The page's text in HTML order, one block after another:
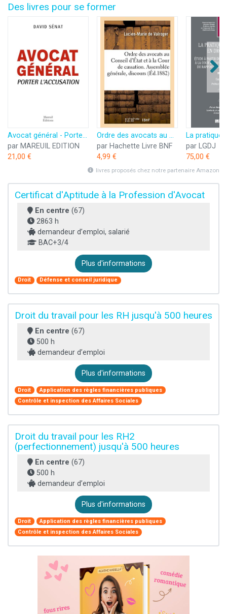
Des livres pour se former
Avocat général - Porter l'accusation
par MAREUIL EDITION
21,00 €
Ordre des avocats au Conseil d'État et à la Cour de cassation. Assemblée générale, discours
par Hachette Livre BNF
4,99 €
par LGDJ
75,00 €
livres proposés chez notre partenaire Amazon
Certificat d'Aptitude à la Profession d'Avocat
En centre (67)
2863 h
demandeur d’emploi, salarié
BAC+3/4
Plus d'informations
Droit Défense et conseil juridique
Droit du travail pour les RH jusqu'à 500 heures
En centre (67)
500 h
demandeur d’emploi
Plus d'informations
Droit
Application des règles financières publiques
Contrôle et inspection des Affaires Sociales
Droit du travail pour les RH2
(perfectionnement) jusqu'à 500 heures
En centre (67)
500 h
demandeur d’emploi
Plus d'informations
Droit
Application des règles financières publiques
Contrôle et inspection des Affaires Sociales